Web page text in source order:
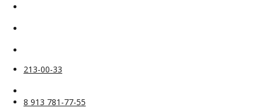
213-00-33
8 913 781-77-55